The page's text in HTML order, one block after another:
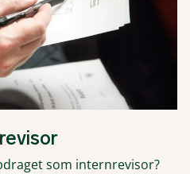
som internrevisor?